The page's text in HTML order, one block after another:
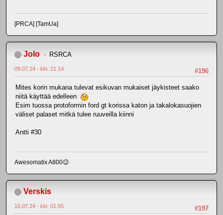
[PRCA] [TamUa]
Jolo RSRCA
#196
09.07.24 - klo: 21.14
Mites korin mukana tulevat esikuvan mukaiset jäykisteet saako
niitä käyttää edelleen
Esim tuossa protoformin ford gt korissa katon ja takalokasuojien
väliset palaset mitkä tulee ruuveilla kiinni
Antti #30
Awesomatix A800😉
Verskis
#197
10.07.24 - klo: 01.55